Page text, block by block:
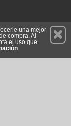
Suscríbete
una mejor
compra. Al
el uso que